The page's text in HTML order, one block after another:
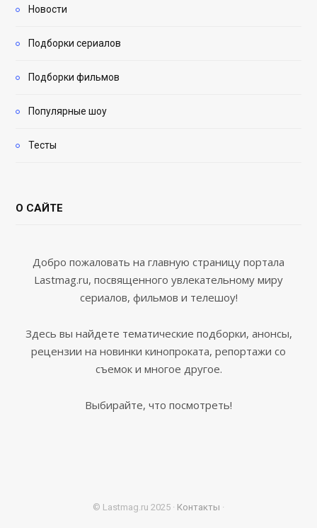
Новости
Подборки сериалов
Подборки фильмов
Популярные шоу
Тесты
О САЙТЕ
Добро пожаловать на главную страницу портала
Lastmag.ru, посвященного увлекательному миру
сериалов, фильмов и телешоу!
Здесь вы найдете тематические подборки, анонсы,
рецензии на новинки кинопроката, репортажи со
съемок и многое другое.
Выбирайте, что посмотреть!
© Lastmag.ru 2025 · Контакты ·